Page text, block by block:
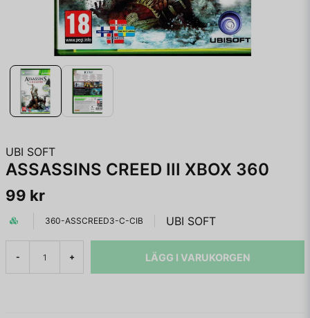
UBI SOFT
ASSASSINS CREED III XBOX 360
99 kr
360-ASSCREED3-C-CIB UBI SOFT
- + LÄGG I VARUKORGEN